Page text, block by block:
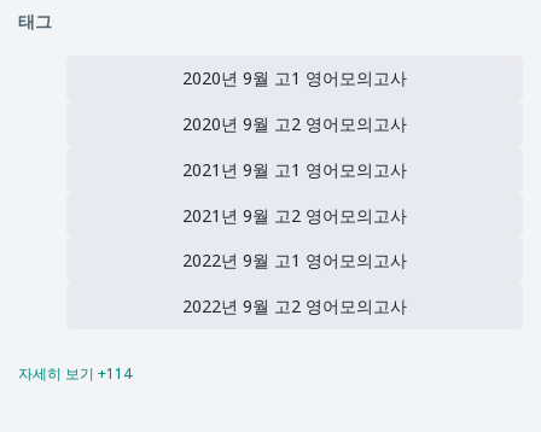
태그
2020년 9월 고1 영어모의고사
2020년 9월 고2 영어모의고사
2021년 9월 고1 영어모의고사
2021년 9월 고2 영어모의고사
2022년 9월 고1 영어모의고사
2022년 9월 고2 영어모의고사
자세히 보기 +114